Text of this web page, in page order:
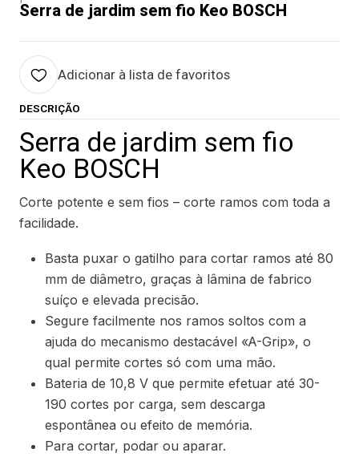
Serra de jardim sem fio Keo BOSCH
Adicionar à lista de favoritos
DESCRIÇÃO
Serra de jardim sem fio
Keo BOSCH
Corte potente e sem fios – corte ramos com toda a
facilidade.
Basta puxar o gatilho para cortar ramos até 80
mm de diâmetro, graças à lâmina de fabrico
suíço e elevada precisão.
Segure facilmente nos ramos soltos com a
ajuda do mecanismo destacável «A-Grip», o
qual permite cortes só com uma mão.
Bateria de 10,8 V que permite efetuar até 30-
190 cortes por carga, sem descarga
espontânea ou efeito de memória.
Para cortar, podar ou aparar.